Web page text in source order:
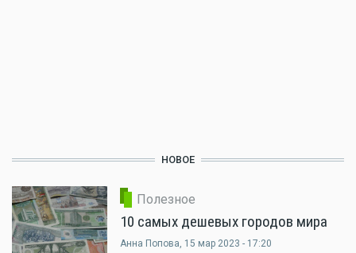
НОВОЕ
Полезное
10 самых дешевых городов мира
Анна Попова, 15 мар 2023 - 17:20